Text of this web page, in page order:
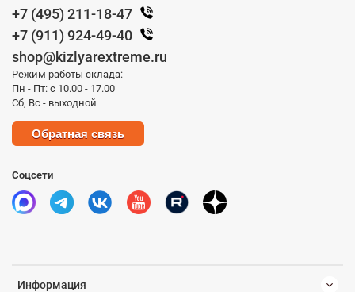
Информация
+7 (495) 211-18-47
+7 (911) 924-49-40
shop@kizlyarextreme.ru
Режим работы склада:
Пн - Пт: с 10.00 - 17.00
Сб, Вс - выходной
Обратная связь
Соцсети